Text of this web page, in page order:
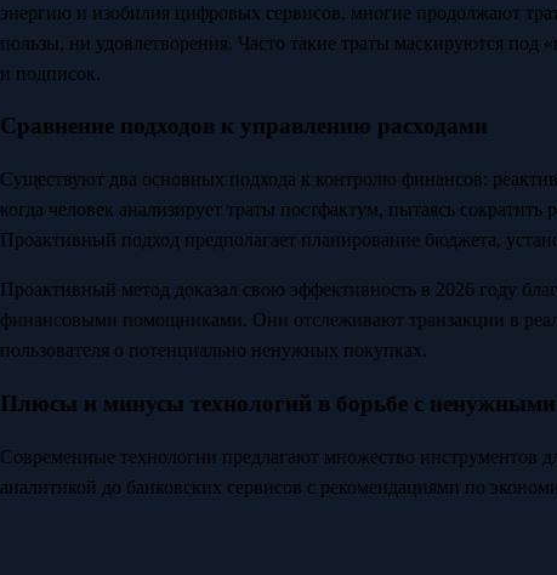
энергию и изобилия цифровых сервисов, многие продолжают
пользы, ни удовлетворения. Часто такие траты маскируются под
и подписок.
Сравнение подходов к управлению расходами
Существуют два основных подхода к контролю финансов:
когда человек анализирует траты постфактум, пытаясь
Проактивный подход предполагает планирование бюджета,
Проактивный метод доказал свою эффективность в 2026 году
финансовыми помощниками. Они отслеживают транзакции в
пользователя о потенциально ненужных покупках.
Плюсы и минусы технологий в борьбе с
Современные технологии предлагают множество инструментов
аналитикой до банковских сервисов с рекомендациями по